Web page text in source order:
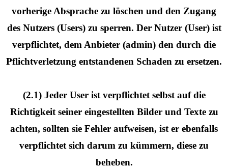
vorherige Absprache zu löschen und den Zugang
des Nutzers (Users) zu sperren. Der Nutzer (User) ist
verpflichtet, dem Anbieter (admin) den durch die
Pflichtverletzung entstandenen Schaden zu ersetzen.
(2.1) Jeder User ist verpflichtet selbst auf die
Richtigkeit seiner eingestellten Bilder und Texte zu
achten, sollten sie Fehler aufweisen, ist er ebenfalls
verpflichtet sich darum zu kümmern, diese zu
beheben.